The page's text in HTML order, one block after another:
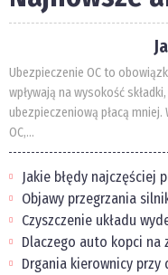
Ubezpieczenie OC to
wpływają na wysokość
ubezpieczeniową płacą mniej.
OC,...
Jakie błędy najczęściej
Objawy przegrzania
Czyszczenie układu
Dlaczego auto kopci na
Drgania kierownicy przy